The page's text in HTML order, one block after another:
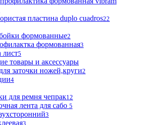
пластина duplo cuadros22
формованные2
формованная3
лист5
товары и аксессуары
заточки ножей,круги2
4
для ремня чепрак12
лента для сабо 5
3
3